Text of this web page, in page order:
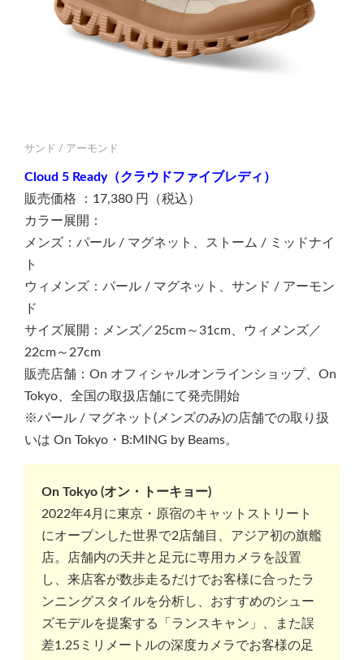
サンド / アーモンド
Cloud 5 Ready（クラウドファイブレディ）
販売価格 ：17,380 円（税込）
カラー展開：
メンズ：パール / マグネット、ストーム / ミッドナイ
ト
ウィメンズ：パール / マグネット、サンド / アーモン
ド
サイズ展開：メンズ／25cm～31cm、ウィメンズ／
22cm～27cm
販売店舗：On オフィシャルオンラインショップ、On
Tokyo、全国の取扱店舗にて発売開始
※パール / マグネット(メンズのみ)の店舗での取り扱
いは On Tokyo・B:MING by Beams。
On Tokyo (オン・トーキョー)
2022年4月に東京・原宿のキャットストリート
にオープンした世界で2店舗目、アジア初の旗艦
店。店舗内の天井と足元に専用カメラを設置
し、来店客が数歩走るだけでお客様に合ったラ
ンニングスタイルを分析し、おすすめのシュー
ズモデルを提案する「ランスキャン」、また誤
差1.25ミリメートルの深度カメラでお客様の足